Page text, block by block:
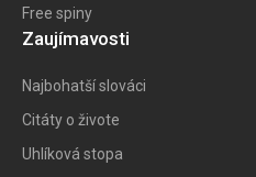
Free spiny
Zaujímavosti
Najbohatší slováci
Citáty o živote
Uhlíková stopa